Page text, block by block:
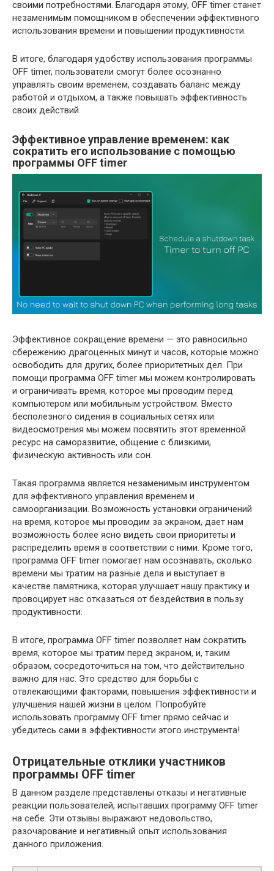
своими потребностями. Благодаря этому, OFF timer станет
незаменимым помощником в обеспечении эффективного
использования времени и повышении продуктивности.
В итоге, благодаря удобству использования программы
OFF timer, пользователи смогут более осознанно
управлять своим временем, создавать баланс между
работой и отдыхом, а также повышать эффективность
своих действий.
Эффективное управление временем: как
сократить его использование с помощью
программы OFF timer
Эффективное сокращение времени — это равносильно
сбережению драгоценных минут и часов, которые можно
освободить для других, более приоритетных дел. При
помощи программа OFF timer мы можем контролировать
и ограничивать время, которое мы проводим перед
компьютером или мобильным устройством. Вместо
бесполезного сидения в социальных сетях или
видеосмотрения мы можем посвятить этот временной
ресурс на саморазвитие, общение с близкими,
физическую активность или сон.
Такая программа является незаменимым инструментом
для эффективного управления временем и
самоорганизации. Возможность установки ограничений
на время, которое мы проводим за экраном, дает нам
возможность более ясно видеть свои приоритеты и
распределить время в соответствии с ними. Кроме того,
программа OFF timer помогает нам осознавать, сколько
времени мы тратим на разные дела и выступает в
качестве памятника, которая улучшает нашу практику и
провоцирует нас отказаться от бездействия в пользу
продуктивности.
В итоге, программа OFF timer позволяет нам сократить
время, которое мы тратим перед экраном, и, таким
образом, сосредоточиться на том, что действительно
важно для нас. Это средство для борьбы с
отвлекающими факторами, повышения эффективности и
улучшения нашей жизни в целом. Попробуйте
использовать программу OFF timer прямо сейчас и
убедитесь сами в эффективности этого инструмента!
Отрицательные отклики участников
программы OFF timer
В данном разделе представлены отказы и негативные
реакции пользователей, испытавших программу OFF timer
на себе. Эти отзывы выражают недовольство,
разочарование и негативный опыт использования
данного приложения.